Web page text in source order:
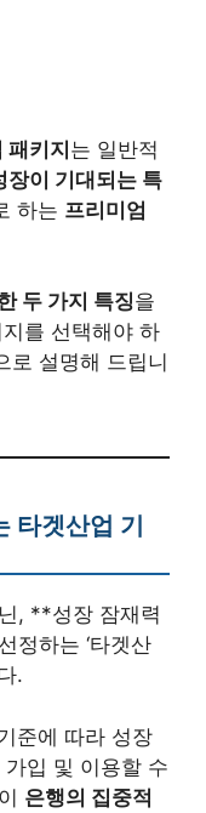
패키지는 일반적
장이 기대되는 특
하는 프리미엄
두 가지 특징을
를 선택해야 하
로 설명해 드립니
타겟산업 기
, **성장 잠재력
정하는 ‘타겟산
.
준에 따라 성장
입 및 이용할 수
은행의 집중적